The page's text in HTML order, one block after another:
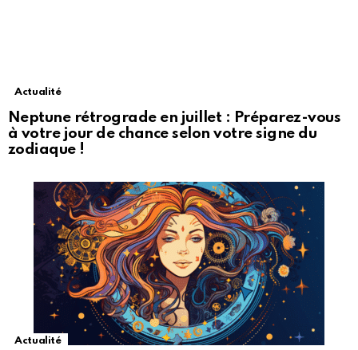
Actualité
Neptune rétrograde en juillet : Préparez-vous
à votre jour de chance selon votre signe du
zodiaque !
Actualité